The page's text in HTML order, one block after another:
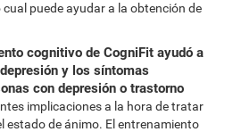
puede ayudar a la obtención de
cognitivo de CogniFit ayudó a
y los síntomas
con depresión o trastorno
implicaciones a la hora de tratar
estado de ánimo. El entrenamiento